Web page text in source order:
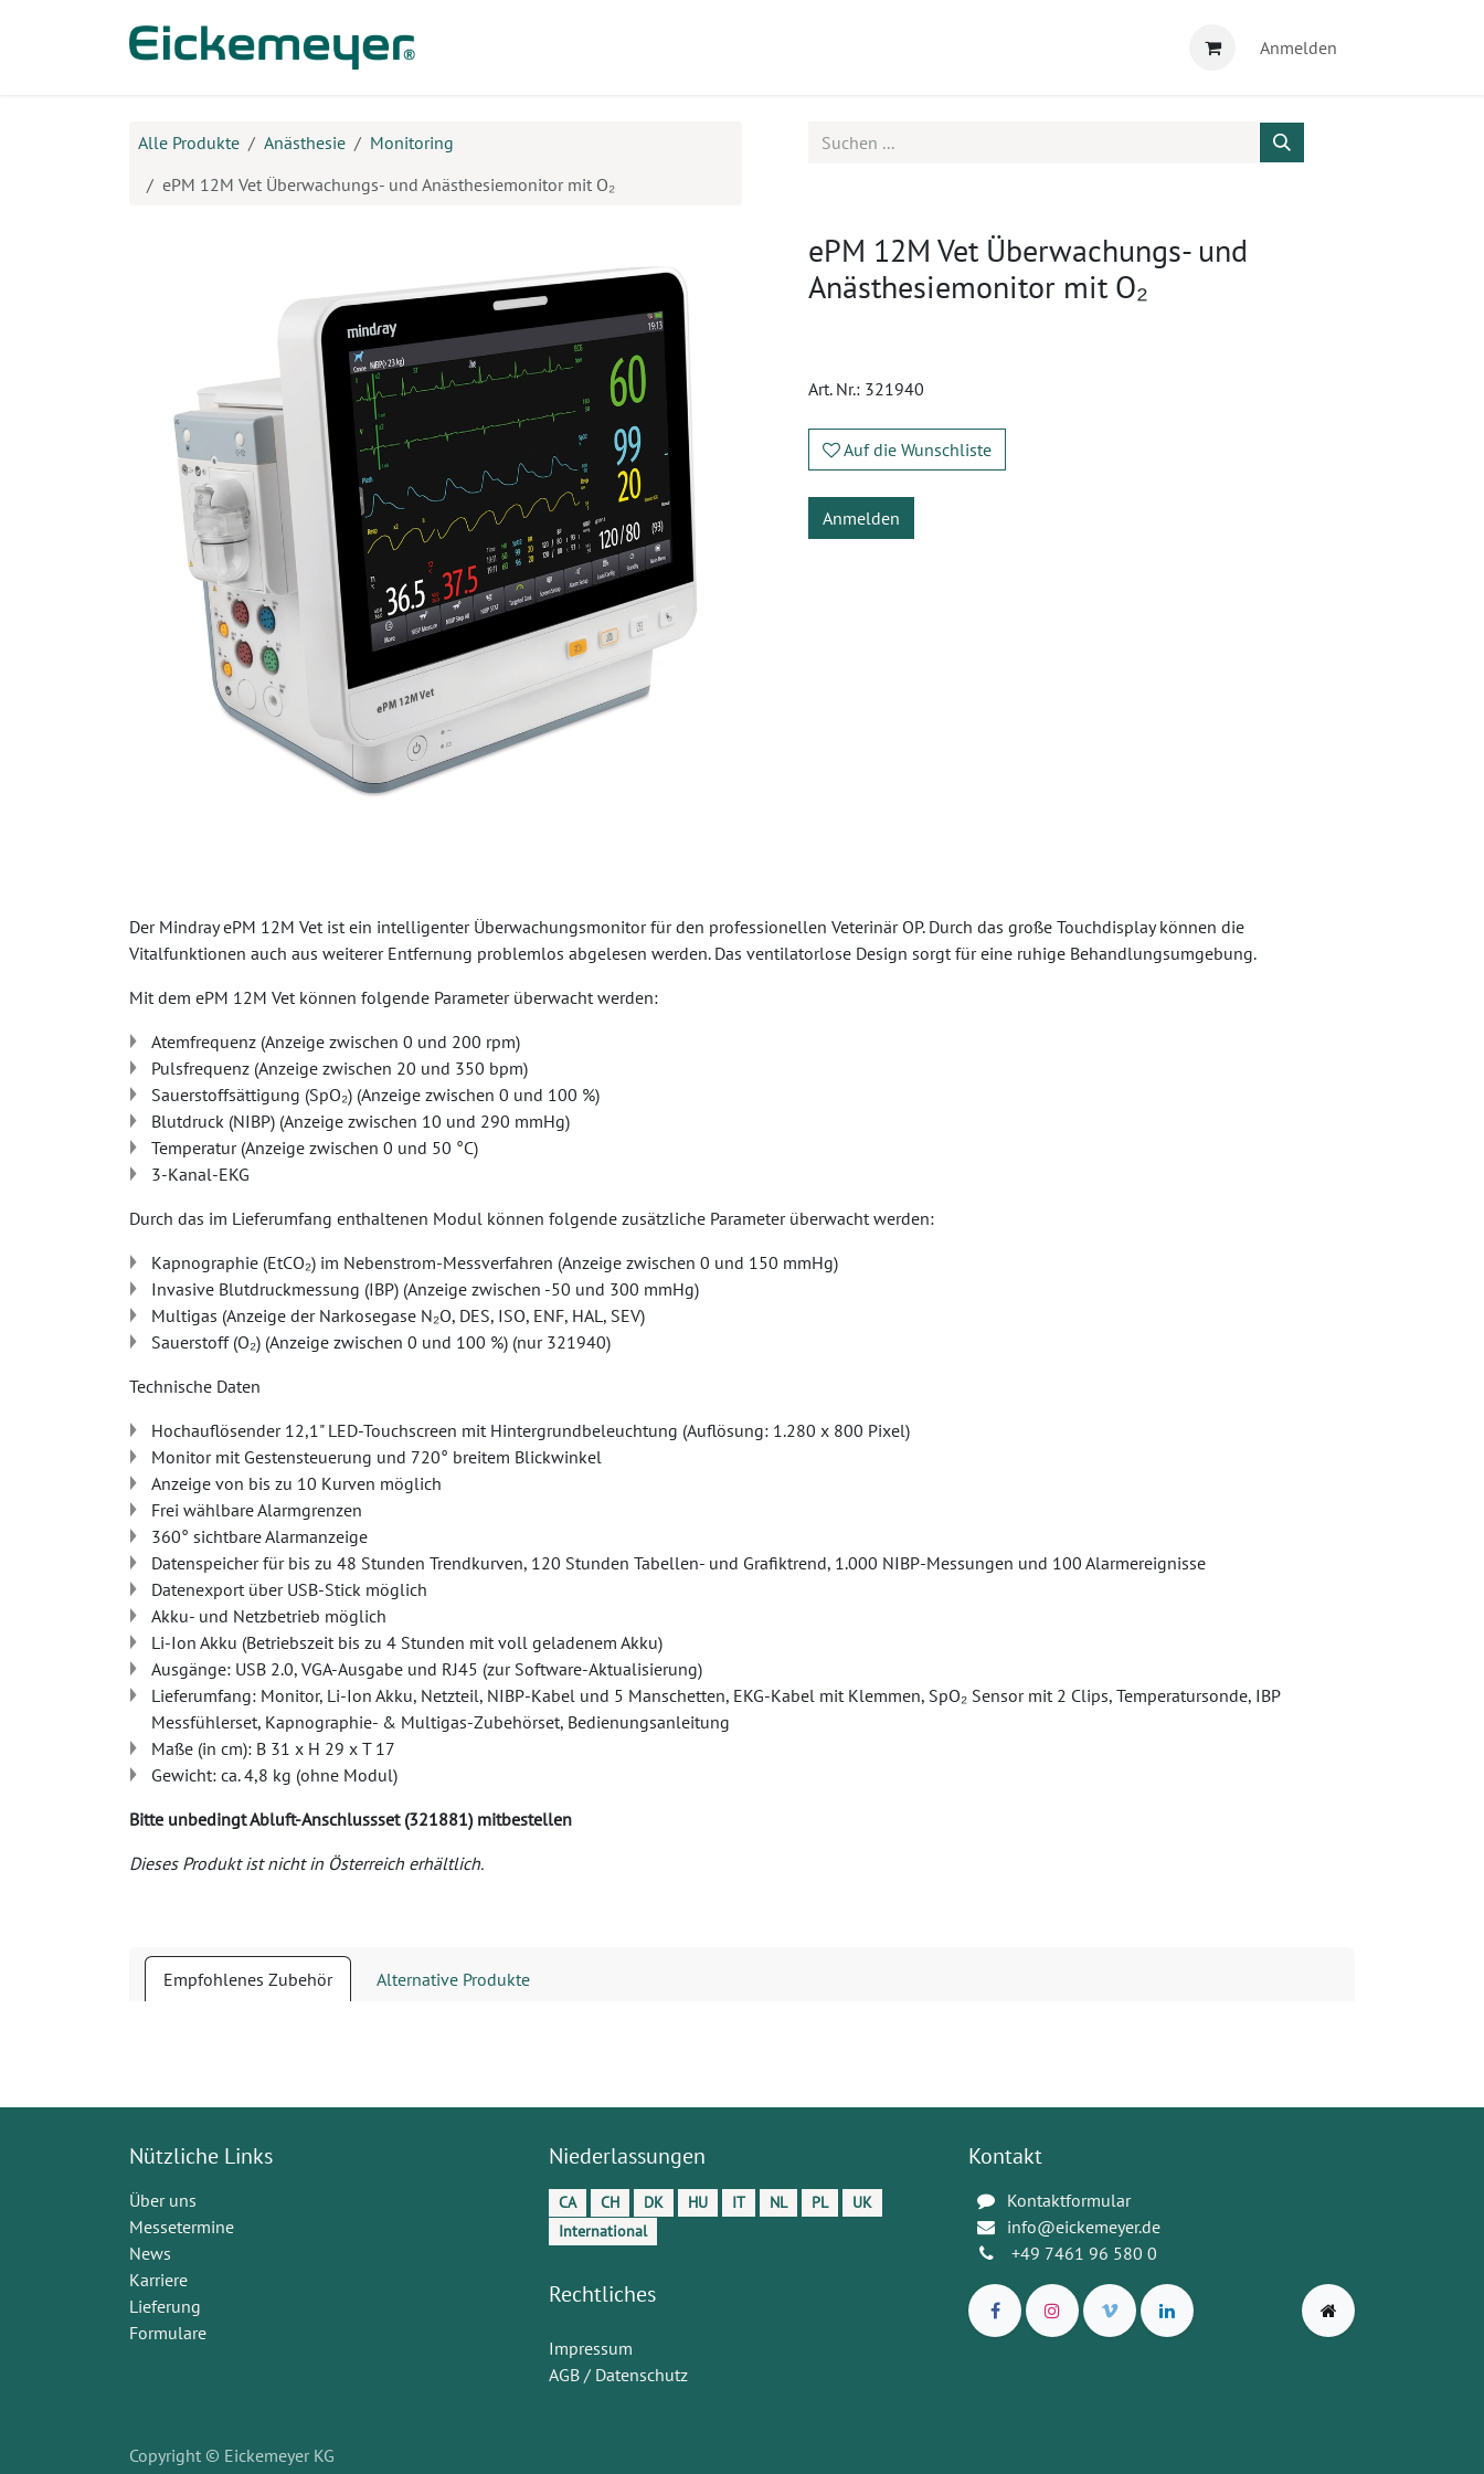
Anmelden
Alle Produkte Anästhesie
Monitoring
ePM 12M Vet Überwachungs- und Anästhesiemonitor mit O₂
ePM 12M Vet Überwachungs- und
Anästhesiemonitor mit O₂
Art. Nr.: 321940
Auf die Wunschliste
Anmelden
Der Mindray ePM 12M Vet ist ein intelligenter Überwachungsmonitor für den professionellen Veterinär OP. Durch das große Touchdisplay können die
Vitalfunktionen auch aus weiterer Entfernung problemlos abgelesen werden. Das ventilatorlose Design sorgt für eine ruhige Behandlungsumgebung.
Mit dem ePM 12M Vet können folgende Parameter überwacht werden:
Atemfrequenz (Anzeige zwischen 0 und 200 rpm)
Pulsfrequenz (Anzeige zwischen 20 und 350 bpm)
Sauerstoffsättigung (SpO₂) (Anzeige zwischen 0 und 100 %)
Blutdruck (NIBP) (Anzeige zwischen 10 und 290 mmHg)
Temperatur (Anzeige zwischen 0 und 50 °C)
3-Kanal-EKG
Durch das im Lieferumfang enthaltenen Modul können folgende zusätzliche Parameter überwacht werden:
Kapnographie (EtCO₂) im Nebenstrom-Messverfahren (Anzeige zwischen 0 und 150 mmHg)
Invasive Blutdruckmessung (IBP) (Anzeige zwischen -50 und 300 mmHg)
Multigas (Anzeige der Narkosegase N₂O, DES, ISO, ENF, HAL, SEV)
Sauerstoff (O₂) (Anzeige zwischen 0 und 100 %) (nur 321940)
Technische Daten
Hochauflösender 12,1" LED-Touchscreen mit Hintergrundbeleuchtung (Auflösung: 1.280 x 800 Pixel)
Monitor mit Gestensteuerung und 720° breitem Blickwinkel
Anzeige von bis zu 10 Kurven möglich
Frei wählbare Alarmgrenzen
360° sichtbare Alarmanzeige
Datenspeicher für bis zu 48 Stunden Trendkurven, 120 Stunden Tabellen- und Grafiktrend, 1.000 NIBP-Messungen und 100 Alarmereignisse
Datenexport über USB-Stick möglich
Akku- und Netzbetrieb möglich
Li-Ion Akku (Betriebszeit bis zu 4 Stunden mit voll geladenem Akku)
Ausgänge: USB 2.0, VGA-Ausgabe und RJ45 (zur Software-Aktualisierung)
Lieferumfang: Monitor, Li-Ion Akku, Netzteil, NIBP-Kabel und 5 Manschetten, EKG-Kabel mit Klemmen, SpO₂ Sensor mit 2 Clips, Temperatursonde, IBP
Messfühlerset, Kapnographie- & Multigas-Zubehörset, Bedienungsanleitung
Maße (in cm): B 31 x H 29 x T 17
Gewicht: ca. 4,8 kg (ohne Modul)
Bitte unbedingt Abluft-Anschlussset (321881) mitbestellen
Dieses Produkt ist nicht in Österreich erhältlich.
Empfohlenes Zubehör Alternative Produkte
Nützliche Links
Über uns
Messetermine
News
Karriere
Lieferung
Formulare
Niederlassungen
CA CH DK HU IT NL PL
UK
International
Rechtliches
Impressum
AGB / Datenschutz
Kontakt
Kontaktformular
info@eickemeyer.de
+49 7461 96 580 0
Copyright © Eickemeyer KG